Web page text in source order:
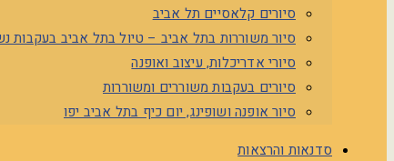
סיורים קלאסיים תל אביב
סיור משוררות בתל אביב – טיול בתל אביב בעקבות
סיורי אדריכלות, עיצוב ואופנה
סיורים בעקבות משוררים ומשוררות
סיור אופנה ושופינג, יום כיף בתל אביב יפו
סדנאות והרצאות